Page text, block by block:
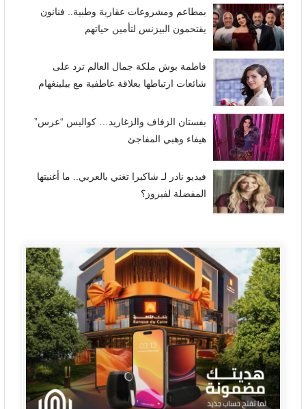
بمطاعم ومشروعات عقارية وطبية.. فنانون
يقتحمون البيزنس لتأمين حياتهم
فاطمة بوش ملكة جمال العالم ترد على
شائعات ارتباطها بعلاقة عاطفية مع بيلينغهام
بفستان الزفاف والزغاريد… كواليس “عرس”
هيفاء وهبي المفاجئ
فيديو نادر لـ شاكيرا تغني بالعربي.. ما أغنيتها
المفضلة لفيروز؟